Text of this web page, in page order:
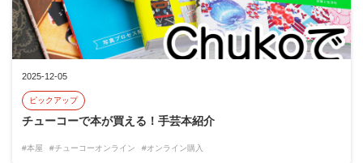
2025-12-05
ピックアップ
チューコーで本が買える！手芸本紹介
#本屋 #チューコーオンライン #オンライン購入